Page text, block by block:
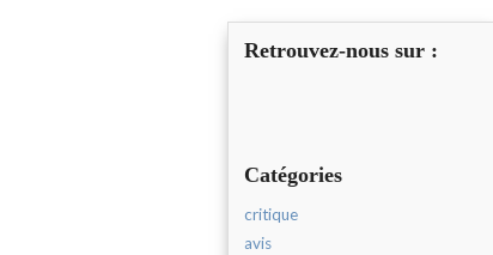
Retrouvez-nous sur :
Catégories
critique
avis